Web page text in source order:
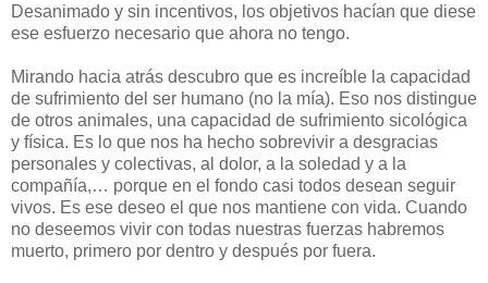
Desanimado y sin incentivos, los objetivos hacían que diese
ese esfuerzo necesario que ahora no tengo.
Mirando hacia atrás descubro que es increíble la capacidad
de sufrimiento del ser humano (no la mía). Eso nos distingue
de otros animales, una capacidad de sufrimiento sicológica
y física. Es lo que nos ha hecho sobrevivir a desgracias
personales y colectivas, al dolor, a la soledad y a la
compañía,… porque en el fondo casi todos desean seguir
vivos. Es ese deseo el que nos mantiene con vida. Cuando
no deseemos vivir con todas nuestras fuerzas habremos
muerto, primero por dentro y después por fuera.